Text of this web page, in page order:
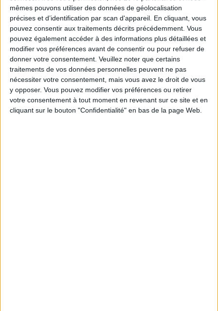
mêmes pouvons utiliser des données de géolocalisation
précises et d’identification par scan d'appareil. En cliquant, vous
pouvez consentir aux traitements décrits précédemment. Vous
pouvez également accéder à des informations plus détaillées et
modifier vos préférences avant de consentir ou pour refuser de
donner votre consentement. Veuillez noter que certains
traitements de vos données personnelles peuvent ne pas
nécessiter votre consentement, mais vous avez le droit de vous
y opposer. Vous pouvez modifier vos préférences ou retirer
votre consentement à tout moment en revenant sur ce site et en
cliquant sur le bouton "Confidentialité" en bas de la page Web.
Inscrivez-vous à notre newsletter
S'INSCRIRE